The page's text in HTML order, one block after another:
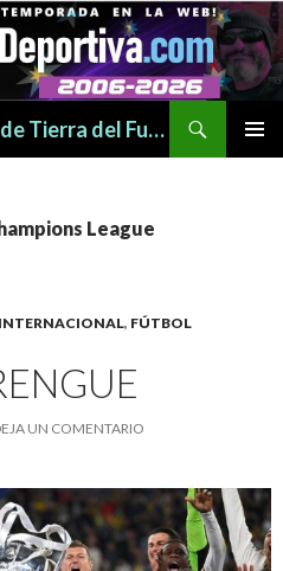
LaBestiaDeportiva.com, de Tierra del Fuego para todo el mundo
League
, FÚTBOL
UN COMENTARIO